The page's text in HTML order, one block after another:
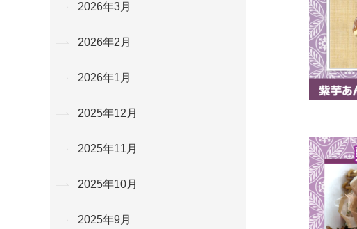
2026年3月
2026年2月
2026年1月
2025年12月
2025年11月
2025年10月
2025年9月